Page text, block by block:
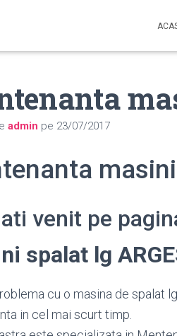
admin pe 23/07/2017
venit pe
spalat lg
cu o masina de spalat
in cel mai scurt timp.